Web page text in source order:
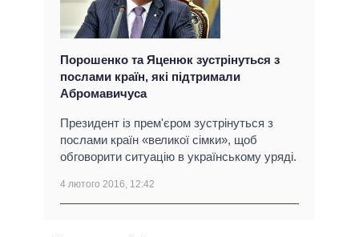
Порошенко та Яценюк зустрінуться з
послами країн, які підтримали
Абромавичуса
Президент із прем'єром зустрінуться з
послами країн «великої сімки», щоб
обговорити ситуацію в українському уряді.
4 лютого 2016, 12:42